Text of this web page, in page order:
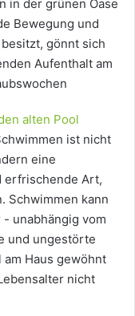
in der grünen Oase
Bewegung und
gönnt sich
Aufenthalt am
alten Pool
ist nicht
eine
erfrischende Art,
Schwimmen kann
unabhängig vom
und ungestörte
Haus gewöhnt
nicht